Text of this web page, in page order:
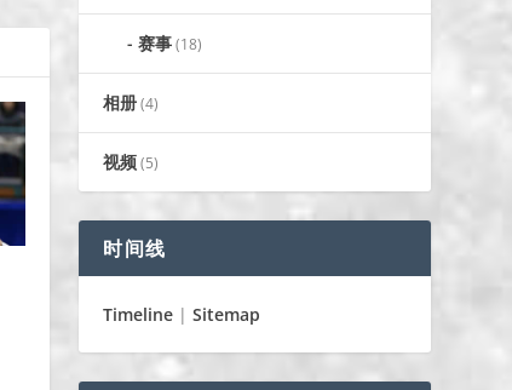
赛事(18)
相册(4)
视频(5)
时间线
Timeline |Sitemap